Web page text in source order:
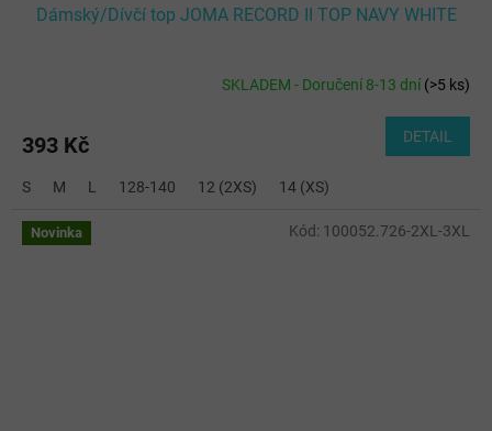
Dámský/Dívčí top JOMA RECORD II TOP NAVY WHITE
SKLADEM - Doručení 8-13 dní(>5 ks)
393 Kč DETAIL
S M L 128-140 12 (2XS) 14 (XS)
Novinka Kód: 100052.726-2XL-3XL